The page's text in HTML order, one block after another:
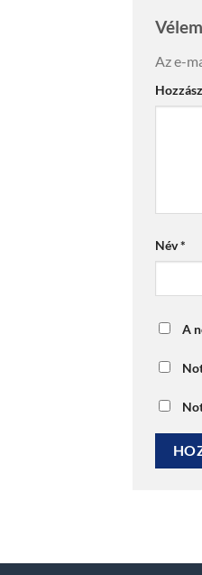
Az e-
Név*
A